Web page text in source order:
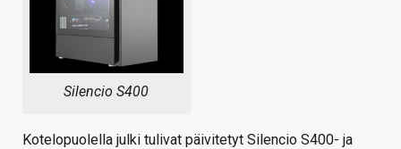
Silencio S400
Kotelopuolella julki tulivat päivitetyt Silencio S400- ja